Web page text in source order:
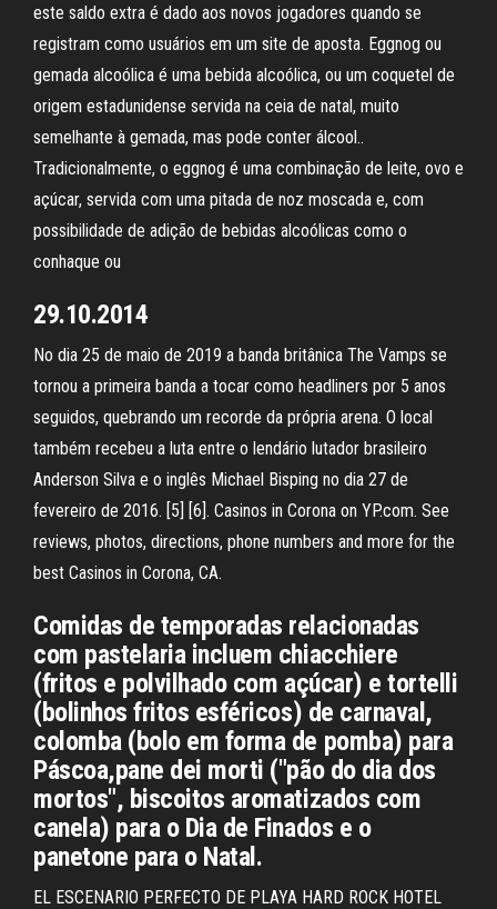
este saldo extra é dado aos novos jogadores quando se
registram como usuários em um site de aposta. Eggnog ou
gemada alcoólica é uma bebida alcoólica, ou um coquetel de
origem estadunidense servida na ceia de natal, muito
semelhante à gemada, mas pode conter álcool..
Tradicionalmente, o eggnog é uma combinação de leite, ovo e
açúcar, servida com uma pitada de noz moscada e, com
possibilidade de adição de bebidas alcoólicas como o
conhaque ou
29.10.2014
No dia 25 de maio de 2019 a banda britânica The Vamps se
tornou a primeira banda a tocar como headliners por 5 anos
seguidos, quebrando um recorde da própria arena. O local
também recebeu a luta entre o lendário lutador brasileiro
Anderson Silva e o inglês Michael Bisping no dia 27 de
fevereiro de 2016. [5] [6]. Casinos in Corona on YP.com. See
reviews, photos, directions, phone numbers and more for the
best Casinos in Corona, CA.
Comidas de temporadas relacionadas
com pastelaria incluem chiacchiere
(fritos e polvilhado com açúcar) e tortelli
(bolinhos fritos esféricos) de carnaval,
colomba (bolo em forma de pomba) para
Páscoa,pane dei morti ("pão do dia dos
mortos", biscoitos aromatizados com
canela) para o Dia de Finados e o
panetone para o Natal.
EL ESCENARIO PERFECTO DE PLAYA HARD ROCK HOTEL